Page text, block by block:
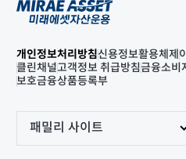
개인정보처리방침신용정보활용체제
클린채널고객정보 취급방침금융소비
보호금융상품등록부
패밀리 사이트